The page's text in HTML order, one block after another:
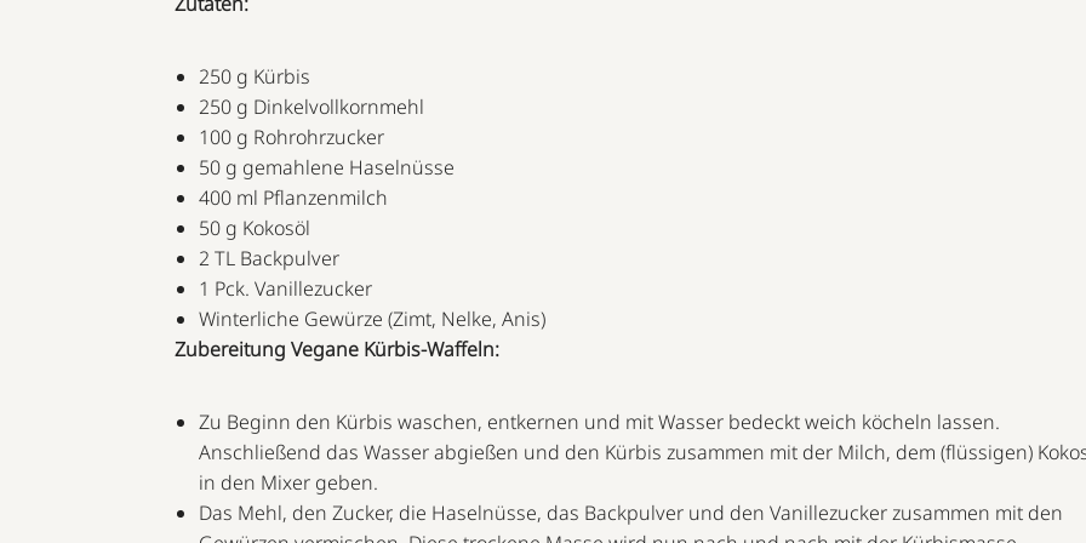
250 g Kürbis
250 g Dinkelvollkornmehl
100 g Rohrohrzucker
50 g gemahlene Haselnüsse
400 ml Pflanzenmilch
50 g Kokosöl
2 TL Backpulver
1 Pck. Vanillezucker
Winterliche Gewürze (Zimt, Nelke, Anis)
Zubereitung Vegane Kürbis-Waffeln:
Zu Beginn den Kürbis waschen, entkernen und mit Wasser bedeckt weich köcheln lassen.
Anschließend das Wasser abgießen und den Kürbis zusammen mit der Milch, dem (flüssigen)
in den Mixer geben.
Das Mehl, den Zucker, die Haselnüsse, das Backpulver und den Vanillezucker zusammen mit den